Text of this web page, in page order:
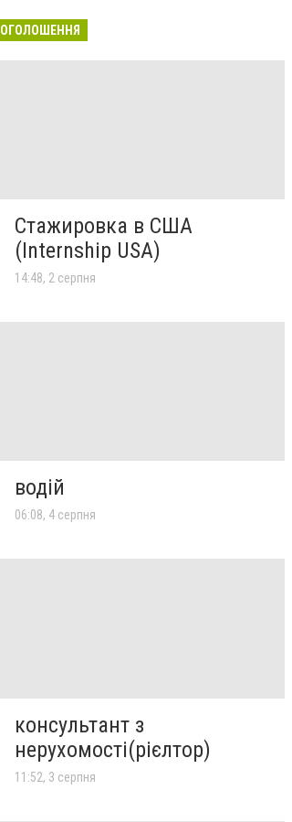
ОГОЛОШЕННЯ
Стажировка в США
(Internship USA)
14:48, 2 серпня
водій
06:08, 4 серпня
консультант з
нерухомості(рієлтор)
11:52, 3 серпня